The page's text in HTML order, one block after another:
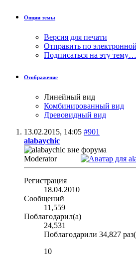
Опции темы
Версия для печати
Отправить по
Подписаться на эту тему…
Отображение
Линейный вид
Комбинированный вид
Древовидный вид
13.02.2015, 14:05 #901
alabaychic
Moderator
Регистрация
18.04.2010
Сообщений
11,559
Поблагодарил(а)
24,531
Поблагодарили 34,827
10